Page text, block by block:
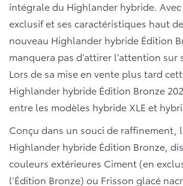
intégrale du Highlander hybride.
exclusif et ses caractéristiques haut
nouveau Highlander hybride Édition
manquera pas d’attirer l’attention sur
Lors de sa mise en vente plus tard
Highlander hybride Édition Bronze
entre les modèles hybride XLE et
Conçu dans un souci de raffinement,
Highlander hybride Édition Bronze,
couleurs extérieures Ciment (en
l’Édition Bronze) ou Frisson glacé